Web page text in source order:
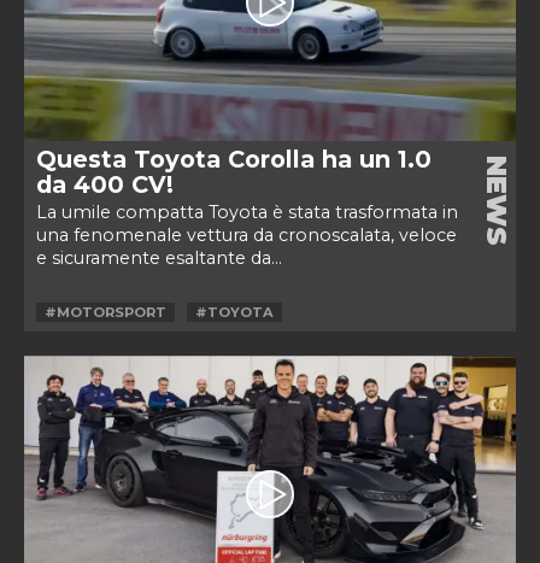
Questa Toyota Corolla ha un 1.0
da 400 CV!
La umile compatta Toyota è stata trasformata in
una fenomenale vettura da cronoscalata, veloce
e sicuramente esaltante da...
NEWS
#MOTORSPORT #TOYOTA